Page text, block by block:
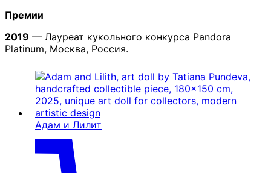
Премии
2019 — Лауреат кукольного конкурса Pandora
Platinum, Москва, Россия.
Адам и Лилит